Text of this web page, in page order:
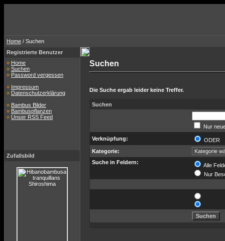
Home / Suchen
Registrierte Benutzer
» Home
» Suchen
» Password vergessen
» Impressum
» Datenschutzerklärung
» Bambus Bilder
» Bambuspflanzen
» Unser RSS Feed
Zufallsbild
Suchen
Die Suche ergab leider keine Treffer.
Suchen
Nur
Verknüpfung:
ODER
Kategorie:
Suche in Feldern:
Alle
Nur